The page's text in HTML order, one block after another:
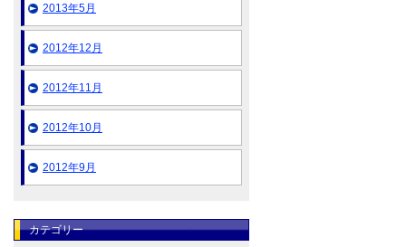
2013年5月
2012年12月
2012年11月
2012年10月
2012年9月
カテゴリー